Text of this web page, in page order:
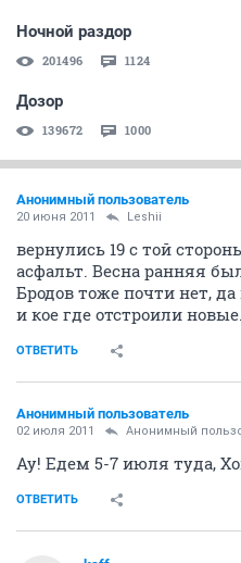
Ночной раздор
201496 1124
Дозор
139672 1000
Анонимный пользователь
20 июня 2011 Leshii
вернулись 19 с той
асфальт. Весна ранняя
Бродов тоже почти нет,
и кое где отстроили новые.
ОТВЕТИТЬ
Анонимный пользователь
02 июля 2011 Анонимный
Ау! Едем 5-7 июля туда,
ОТВЕТИТЬ